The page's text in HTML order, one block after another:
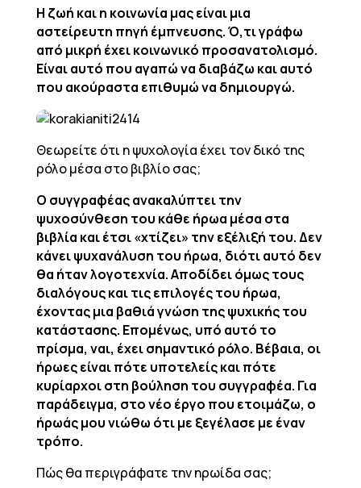
Η ζωή και η κοινωνία μας είναι μια
αστείρευτη πηγή έμπνευσης. Ό,τι γράφω
από μικρή έχει κοινωνικό προσανατολισμό.
Είναι αυτό που αγαπώ να διαβάζω και αυτό
που ακούραστα επιθυμώ να δημιουργώ.
Θεωρείτε ότι η ψυχολογία έχει τον δικό της
ρόλο μέσα στο βιβλίο σας;
Ο συγγραφέας ανακαλύπτει την
ψυχοσύνθεση του κάθε ήρωα μέσα στα
βιβλία και έτσι «χτίζει» την εξέλιξή του. Δεν
κάνει ψυχανάλυση του ήρωα, διότι αυτό δεν
θα ήταν λογοτεχνία. Αποδίδει όμως τους
διαλόγους και τις επιλογές του ήρωα,
έχοντας μια βαθιά γνώση της ψυχικής του
κατάστασης. Επομένως, υπό αυτό το
πρίσμα, ναι, έχει σημαντικό ρόλο. Βέβαια, οι
ήρωες είναι πότε υποτελείς και πότε
κυρίαρχοι στη βούληση του συγγραφέα. Για
παράδειγμα, στο νέο έργο που ετοιμάζω, ο
ήρωάς μου νιώθω ότι με ξεγέλασε με έναν
τρόπο.
Πώς θα περιγράφατε την ηρωίδα σας;